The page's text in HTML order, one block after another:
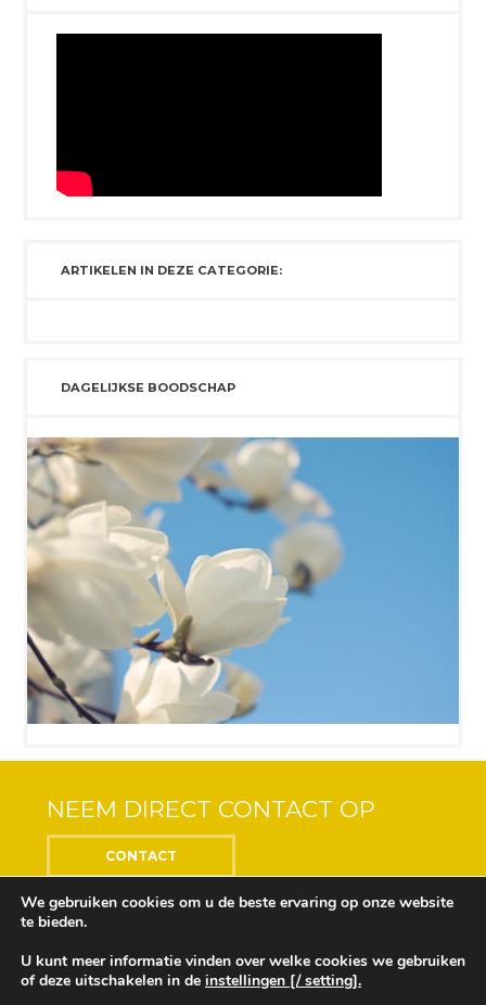
ARTIKELEN IN DEZE CATEGORIE:
DAGELIJKSE BOODSCHAP
NEEM DIRECT CONTACT OP
CONTACT
Center of the Soul © 2018 Alle rechten voorbehouden
Ontwikkeling en ontwerp doorDesign Depot
We gebruiken cookies om u de beste ervaring op onze website
te bieden.
U kunt meer informatie vinden over welke cookies we gebruiken
of deze uitschakelen in de instellingen [/ setting].